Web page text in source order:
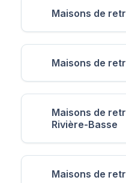
Maisons de
Maisons de
Maisons de
Rivière-Basse
Maisons de